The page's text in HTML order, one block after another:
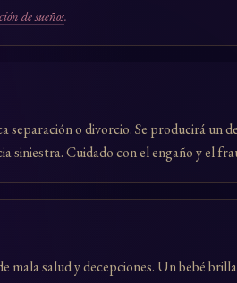
de sueños.
separación o divorcio. Se producirá un
siniestra. Cuidado con el engaño y el
mala salud y decepciones. Un bebé